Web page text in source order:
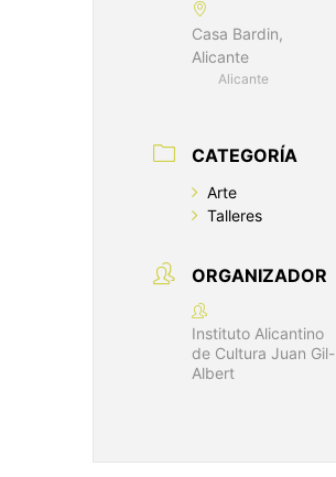
Casa Bardin,
Alicante
Alicante
CATEGORÍA
Arte
Talleres
ORGANIZADOR
Instituto Alicantino
de Cultura Juan Gil-
Albert